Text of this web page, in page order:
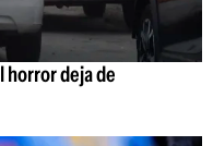
horror deja de